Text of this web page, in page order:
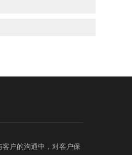
户的沟通中，对客户保